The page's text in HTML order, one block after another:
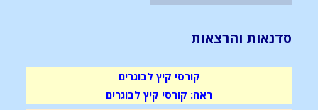
סדנאות והרצאות
קורסי קיץ לבוגרים
ראה: קורסי קיץ לבוגרים